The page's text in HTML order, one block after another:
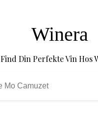
Winera
Find Din Perfekte Vin Hos